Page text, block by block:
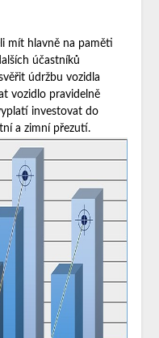
mít hlavně na paměti
účastníků
údržbu vozidla
vozidlo pravidelně
investovat do
a zimní přezutí.